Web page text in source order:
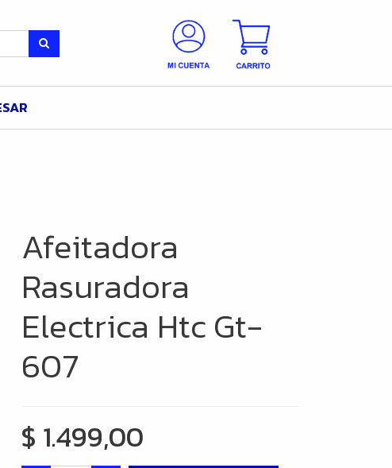
Afeitadora
Rasuradora
Electrica Htc Gt-
607
$ 1.499,00